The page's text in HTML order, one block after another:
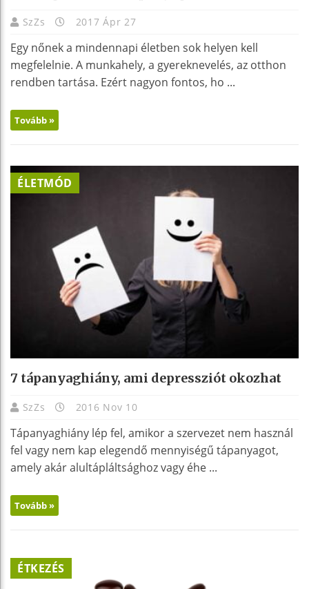
SzZs 2017 Ápr 27
Egy nőnek a mindennapi életben sok helyen kell
megfelelnie. A munkahely, a gyereknevelés, az otthon
rendben tartása. Ezért nagyon fontos, ho ...
Tovább »
ÉLETMÓD
7 tápanyaghiány, ami depressziót okozhat
SzZs 2016 Nov 10
Tápanyaghiány lép fel, amikor a szervezet nem használ
fel vagy nem kap elegendő mennyiségű tápanyagot,
amely akár alultápláltsághoz vagy éhe ...
Tovább »
ÉTKEZÉS